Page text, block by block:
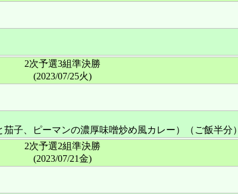
2次予選3組準決勝
(2023/07/25火)
子、ピーマンの濃厚味噌炒め風カレー）（ご飯半分）
2次予選2組準決勝
(2023/07/21金)